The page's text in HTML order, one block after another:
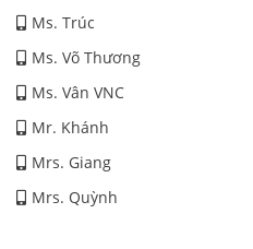
Ms. Trúc
Ms. Võ Thương
Ms. Vân VNC
Mr. Khánh
Mrs. Giang
Mrs. Quỳnh